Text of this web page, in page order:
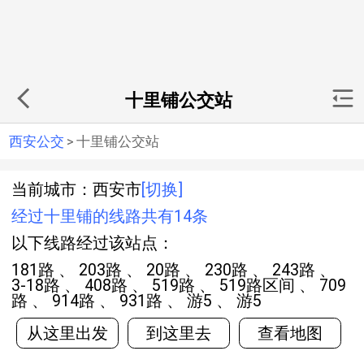
十里铺公交站
西安公交 > 十里铺公交站
当前城市：西安市 [切换]
经过十里铺的线路共有14条
以下线路经过该站点：
181路 、 203路 、 20路 、 230路 、 243路 、
3-18路 、 408路 、 519路 、 519路区间 、 709
路 、 914路 、 931路 、 游5 、 游5
从这里出发
到这里去 查看地图